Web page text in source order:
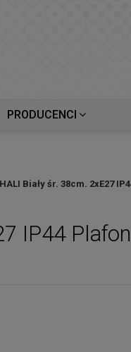
PRODUCENCI
Biały śr. 38cm. 2xE27
IP44